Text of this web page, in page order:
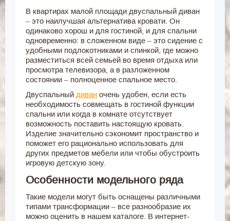
В квартирах малой площади двуспальный диван
– это наилучшая альтернатива кровати. Он
одинаково хорош и для гостиной, и для спальни
одновременно: в сложенном виде – это сидение с
удобными подлокотниками и спинкой, где можно
разместиться всей семьей во время отдыха или
просмотра телевизора, а в разложенном
состоянии – полноценное спальное место.
Двуспальный диван очень удобен, если есть
необходимость совмещать в гостиной функции
спальни или когда в комнате отсутствует
возможность поставить настоящую кровать.
Изделие значительно сэкономит пространство и
поможет его рационально использовать для
других предметов мебели или чтобы обустроить
игровую детскую зону.
Особенности модельного ряда
Такие модели могут быть оснащены различными
типами трансформации – все разнообразие их
можно оценить в нашем каталоге. В интернет-